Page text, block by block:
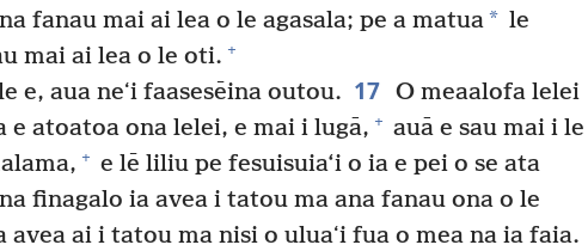
fanau mai ai lea o le agasala; pe a matua* le
mai ai lea o le oti. +
e, aua neʻi faasesēina outou. 17 O meaalofa lelei
e atoatoa ona lelei, e mai i lugā, + auā e sau mai i le
+ e lē liliu pe fesuisuia‘i o ia e pei o se ata
finagalo ia avea i tatou ma ana fanau ona o le
avea ai i tatou ma nisi o uluaʻi fua o mea na ia faia.